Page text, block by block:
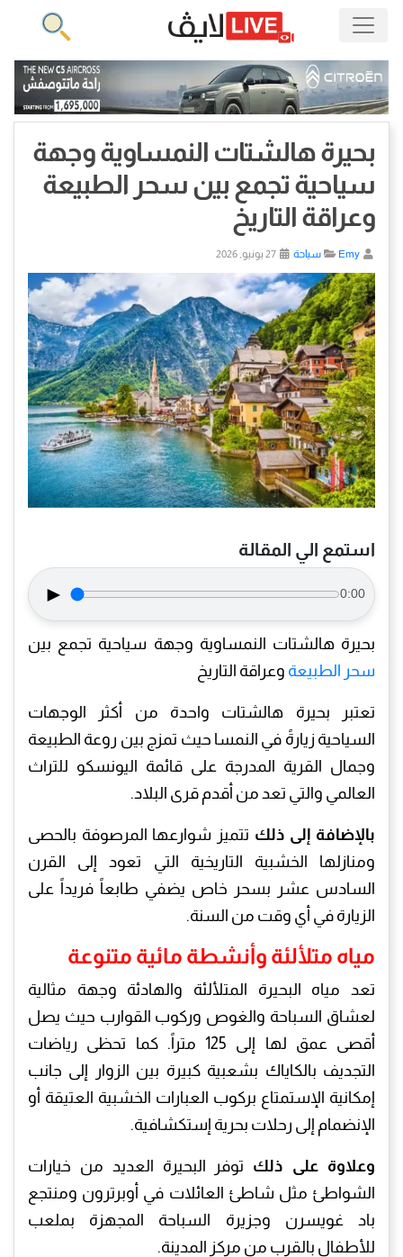
بحيرة هالشتات النمساوية وجهة
سياحية تجمع بين سحر الطبيعة
وعراقة التاريخ
Emy سياحة
استمع الي المقالة
► 0:00
بحيرة هالشتات النمساوية وجهة سياحية تجمع بين
سحر الطبيعة وعراقة التاريخ
تعتبر بحيرة هالشتات واحدة من أكثر الوجهات
السياحية زيارةً في النمسا حيث تمزج بين روعة الطبيعة
وجمال القرية المدرجة على قائمة اليونسكو للتراث
العالمي والتي تعد من أقدم قرى البلاد.
بالإضافة إلى ذلك تتميز شوارعها المرصوفة بالحصى
ومنازلها الخشبية التاريخية التي تعود إلى القرن
السادس عشر بسحر خاص يضفي طابعاً فريداً على
الزيارة في أي وقت من السنة.
مياه متلألئة وأنشطة مائية متنوعة
تعد مياه البحيرة المتلألئة والهادئة وجهة مثالية
لعشاق السباحة والغوص وركوب القوارب حيث يصل
أقصى عمق لها إلى 125 متراً. كما تحظى رياضات
التجديف بالكاياك بشعبية كبيرة بين الزوار إلى جانب
إمكانية الإستمتاع بركوب العبارات الخشبية العتيقة أو
الإنضمام إلى رحلات بحرية إستكشافية.
وعلاوة على ذلك توفر البحيرة العديد من خيارات
الشواطئ مثل شاطئ العائلات في أوبرترون ومنتجع
باد غويسرن وجزيرة السباحة المجهزة بملعب
للأطفال بالقرب من مركز المدينة.